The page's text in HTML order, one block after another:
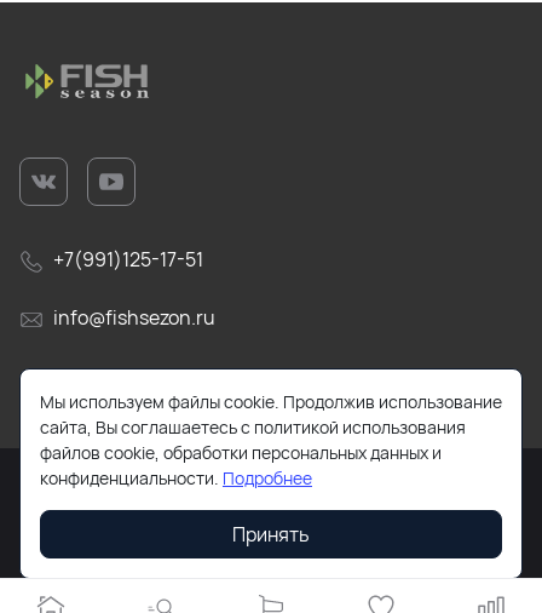
+7(991)125-17-51
info@fishsezon.ru
105484, г. Москва, 16-я Парковая улица, 26к4
2026 © Все права защищены. Работает наReadyScript
Мы используем файлы cookie. Продолжив использование
сайта, Вы соглашаетесь с политикой использования
файлов cookie, обработки персональных данных и
конфиденциальности. Подробнее
Принять